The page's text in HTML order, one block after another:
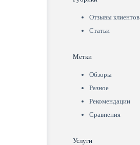
Отзывы клиентов
Статьи
Метки
Обзоры
Разное
Рекомендации
Сравнения
Услуги